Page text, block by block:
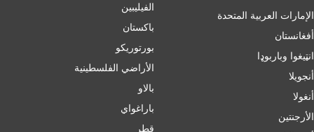
الإمارات العربية المتحدة
أفغانستان
انټیغوا وباربوډا
أنجويلا
أنغولا
الأرجنتين
الفيليبين
باكستان
بورتوريكو
الأراضي الفلسطينية
بالاو
باراغواي
قطر